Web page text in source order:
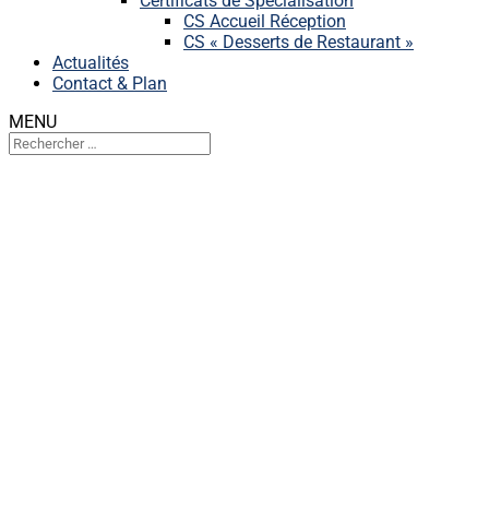
CS Accueil Réception
CS « Desserts de Restaurant »
Actualités
Contact & Plan
MENU